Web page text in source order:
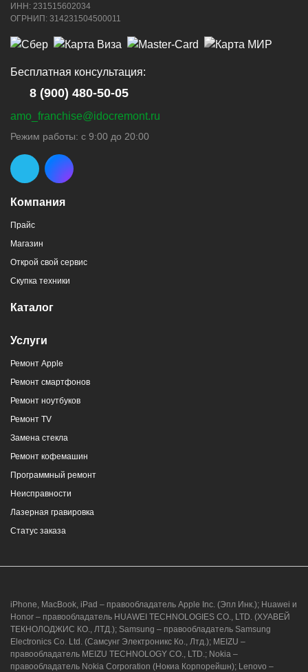
ИНН: 231515602034
ОГРНИП: 314231504500011
Компания
Прайс
Магазин
Открой свой сервис
Скупка техники
Каталог
Услуги
Ремонт Apple
Ремонт смартфонов
Ремонт ноутбуков
Ремонт TV
Замена стекла
Ремонт кофемашин
Программный ремонт
Неисправности
Лазерная гравировка
Статус заказа
Бесплатная консультация:
8 (900) 480-50-05
amo_franchise@idocremont.ru
Режим работы: с 9:00 до 20:00
iPhone, MacBook, iPad – правообладатель Apple Inc. (Эпл Инк.); Huawei и
Honor – правообладатель HUAWEI TECHNOLOGIES CO., LTD. (ХУАВЕЙ
ТЕКНОЛОДЖИС КО., ЛТД.); Samsung – правообладатель Samsung
Electronics Co. Ltd. (Самсунг Электроникс Ко., Лтд.); MEIZU –
правообладатель MEIZU TECHNOLOGY CO., LTD.; Nokia –
правообладатель Nokia Corporation (Нокиа Корпорейшн); Lenovo –